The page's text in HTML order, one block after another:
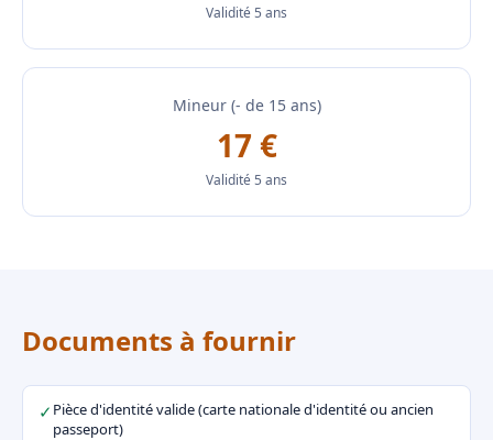
Validité 5 ans
Mineur (- de 15 ans)
17 €
Validité 5 ans
Documents à fournir
✓ Pièce d'identité valide (carte nationale d'identité ou ancien
passeport)